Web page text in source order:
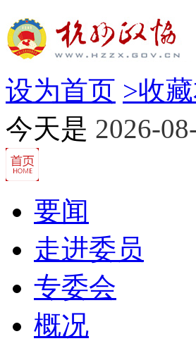
设为首页 >收
今天是 2026-
要闻
走进委员
专委会
概况